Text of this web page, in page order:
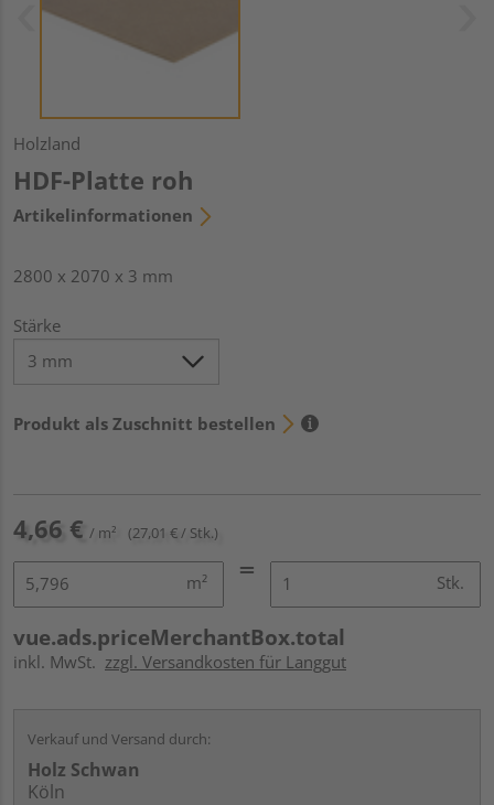
Holzland
HDF-Platte roh
Artikelinformationen
2800 x 2070 x 3 mm
Stärke
Produkt als Zuschnitt bestellen
4,66 € / m² (27,01 € / Stk.)
m² Stk.
vue.ads.priceMerchantBox.total
inkl. MwSt. zzgl. Versandkosten für Langgut
Verkauf und Versand durch:
Holz Schwan
Köln